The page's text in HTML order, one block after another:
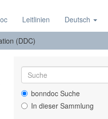
Leitlinien Deutsch
(DDC)
bonndoc Suche
In dieser Sammlung